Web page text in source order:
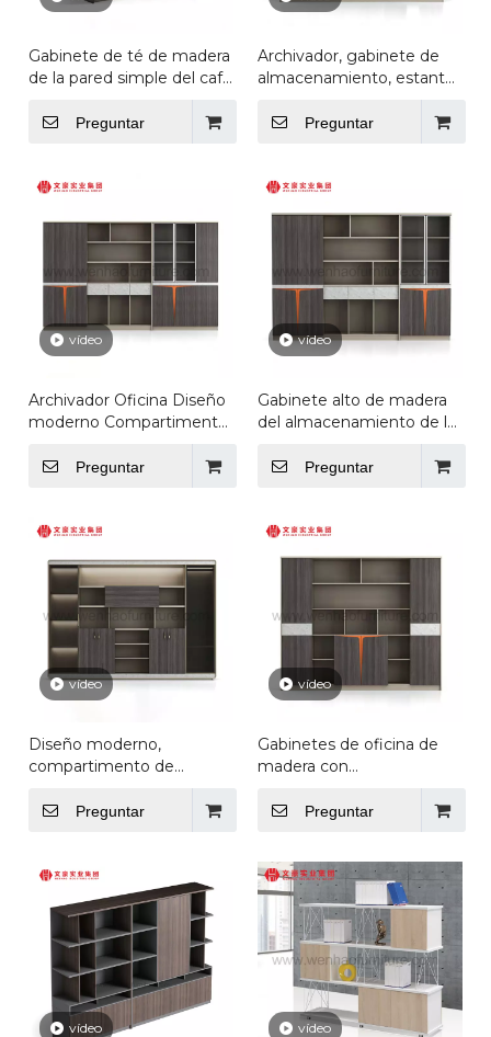
Gabinete de té de madera
de la pared simple del café
muebles de oficinas de
madera de la sala de estar
Preguntar
Archivador, gabinete de
almacenamiento, estante
oficina, escritorios oficiales,
Preguntar
vídeo
Archivador Oficina Diseño
moderno Compartimento
Archivador
Muebles
Preguntar
vídeo
Gabinete alto de madera
del almacenamiento de la
presentación de la oficina
del director del equipo de
los muebles de oficinas
para la oficina
Preguntar
vídeo
Diseño moderno,
compartimento de
archivador,
armario, muebles,
archivador de oficina
Preguntar
vídeo
Gabinetes de oficina de
madera con
estante abierto, diseños
de armario de madera,
estantería de dormitorio
Preguntar
vídeo vídeo